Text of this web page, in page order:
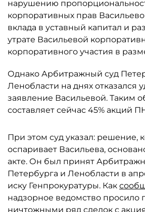
нарушению
корпоративных прав
вклада в уставный капитал и
утрате Васильевой
корпоративного участия в
Однако Арбитражный суд
Ленобласти на днях отказался
заявление Васильевой. Таким
составляет сейчас 45% акций
При этом суд указал: решение,
оспаривает Васильева,
акте. Он был принят
Петербурга и Ленобласти в
иску Генпрокуратуры. Как
надзорное ведомство просило
ничтожными ряд сделок с